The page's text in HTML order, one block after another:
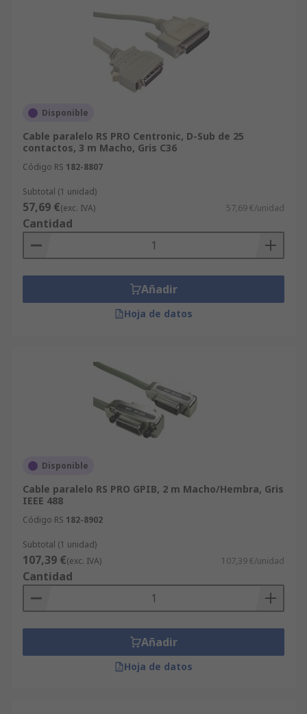
Disponible
Cable paralelo RS PRO Centronic, D-Sub de 25
contactos, 3 m Macho, Gris C36
Código RS 182-8807
Subtotal (1 unidad)
57,69 €(exc. IVA) 57,69 €/unidad
Cantidad
Añadir
Hoja de datos
Disponible
Cable paralelo RS PRO GPIB, 2 m Macho/Hembra, Gris
IEEE 488
Código RS 182-8902
Subtotal (1 unidad)
107,39 €(exc. IVA) 107,39 €/unidad
Cantidad
Añadir
Hoja de datos